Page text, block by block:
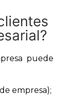
puede
empresa);